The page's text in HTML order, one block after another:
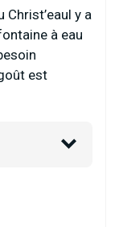
y a
à eau
est